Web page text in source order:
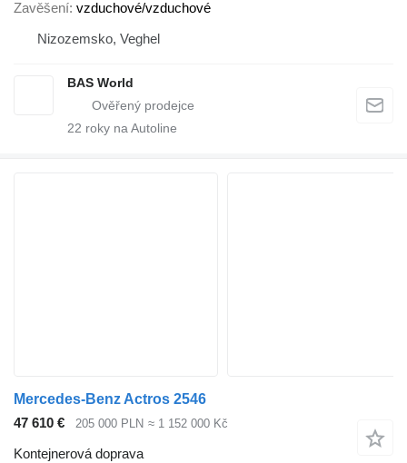
Zavěšení vzduchové/vzduchové
Nizozemsko, Veghel
BAS World
22 roky na Autoline
Mercedes-Benz Actros 2546
47 610 €
205 000 PLN ≈ 1 152 000 Kč
Kontejnerová doprava